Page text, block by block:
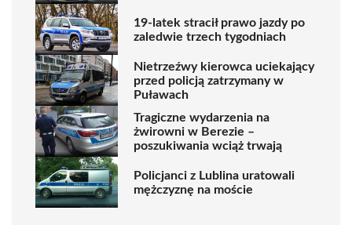
19-latek stracił prawo jazdy po
zaledwie trzech tygodniach
Nietrzeźwy kierowca uciekający
przed policją zatrzymany w
Puławach
Tragiczne wydarzenia na
żwirowni w Berezie –
poszukiwania wciąż trwają
Policjanci z Lublina uratowali
mężczyznę na moście